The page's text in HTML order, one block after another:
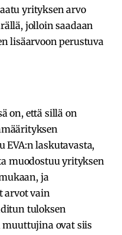
yrityksen arvo
jolloin saadaan
lisäarvoon perustuva
on, että sillä on
EVA:n laskutavasta,
muodostuu yrityksen
ja
arvot vain
tuloksen
muuttujina ovat siis